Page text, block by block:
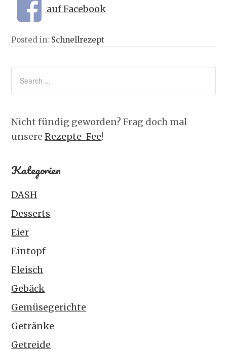
auf Facebook
Posted in: Schnellrezept
Nicht fündig geworden? Frag doch mal
unsereRezepte-Fee!
Kategorien
DASH
Desserts
Eier
Eintopf
Fleisch
Gebäck
Gemüsegerichte
Getränke
Getreide